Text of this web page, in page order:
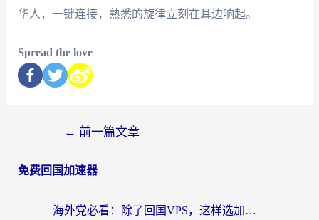
华人，一键连接，熟悉的旋律立刻在耳边响起。
Spread the love
← 前一篇文章
免费回国加速器
海外党必看：除了回国VPS，这样选加速器也能无缝刷国内资源？